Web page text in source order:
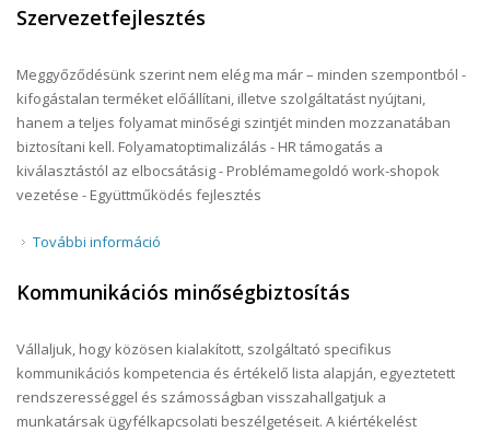
Szervezetfejlesztés
Meggyőződésünk szerint nem elég ma már – minden szempontból -
kifogástalan terméket előállítani, illetve szolgáltatást nyújtani,
hanem a teljes folyamat minőségi szintjét minden mozzanatában
biztosítani kell. Folyamatoptimalizálás - HR támogatás a
kiválasztástól az elbocsátásig - Problémamegoldó work-shopok
vezetése - Együttműködés fejlesztés
További információ
Kommunikációs minőségbiztosítás
Vállaljuk, hogy közösen kialakított, szolgáltató specifikus
kommunikációs kompetencia és értékelő lista alapján, egyeztetett
rendszerességgel és számosságban visszahallgatjuk a
munkatársak ügyfélkapcsolati beszélgetéseit. A kiértékelést